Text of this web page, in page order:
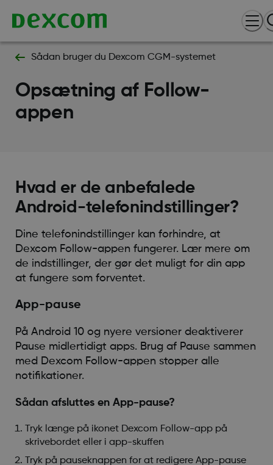
Sådan bruger du Dexcom CGM-systemet
Opsætning af Follow-
appen
Hvad er de anbefalede
Android-telefonindstillinger?
Dine telefonindstillinger kan forhindre, at
Dexcom Follow-appen fungerer. Lær mere om
de indstillinger, der gør det muligt for din app
at fungere som forventet.
App-pause
På Android 10 og nyere versioner deaktiverer
Pause midlertidigt apps. Brug af Pause sammen
med Dexcom Follow-appen stopper alle
notifikationer.
Sådan afsluttes en App-pause?
Tryk længe på ikonet Dexcom Follow-app på
skrivebordet eller i app-skuffen
Tryk på pauseknappen for at redigere App-pause